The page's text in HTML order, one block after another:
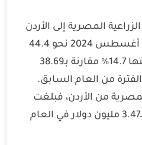
المصرية إلى الأردن
خلال الفترة من يناير إلى أغسطس 2024 نحو 44.4
مليون دولار، بزيادة نسبتها 14.7% مقارنة بـ38.69
من العام السابق.
من الأردن، فبلغت
6.9 مليون دولار مقارنة بـ3.47 مليون دولار في العام